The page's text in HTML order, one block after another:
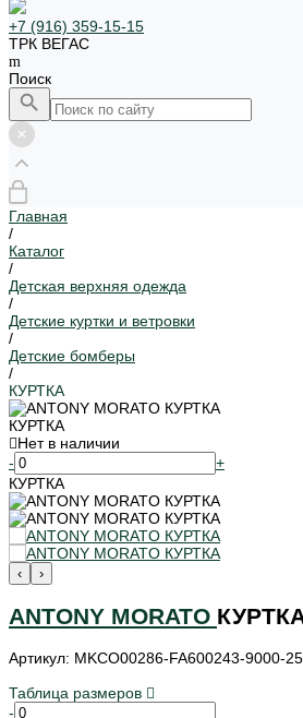
+7 (916) 359-15-15
ТРК ВЕГАС
Поиск
Главная
/
Каталог
/
Детская верхняя одежда
/
Детские куртки и ветровки
/
Детские бомберы
/
КУРТКА
КУРТКА
Нет в наличии
-
+
КУРТКА
‹ ›
ANTONY MORATO
Артикул: MKCO00286-FA600243-9000-
Таблица размеров
-